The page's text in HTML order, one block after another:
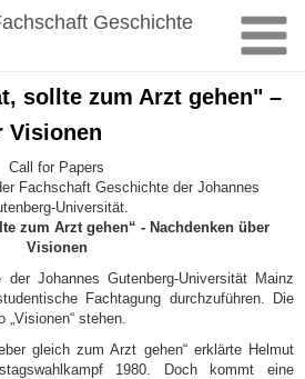
Geschichte
sollte zum Arzt gehen" –
Visionen
Call for Papers
Fachschaft Geschichte der Johannes
Universität.
zum Arzt gehen“ - Nachdenken über
Visionen
Johannes Gutenberg-Universität Mainz
Fachtagung durchzuführen. Die
stehen.
gleich zum Arzt gehen“ erklärte Helmut
1980. Doch kommt eine